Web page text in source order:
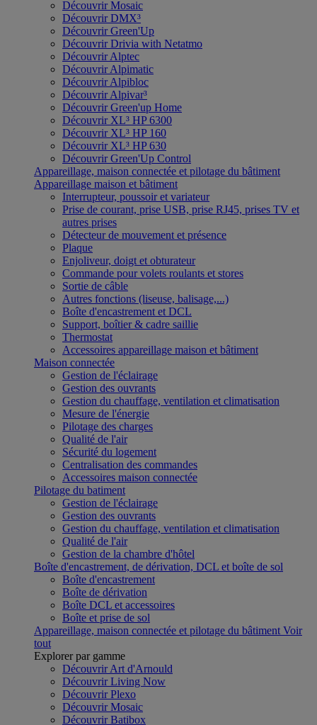
Découvrir Mosaic
Découvrir DMX³
Découvrir Green'Up
Découvrir Drivia with Netatmo
Découvrir Alptec
Découvrir Alpimatic
Découvrir Alpibloc
Découvrir Alpivar³
Découvrir Green'up Home
Découvrir XL³ HP 6300
Découvrir XL³ HP 160
Découvrir XL³ HP 630
Découvrir Green'Up Control
Appareillage, maison connectée et pilotage du bâtiment
Appareillage maison et bâtiment
Interrupteur, poussoir et variateur
Prise de courant, prise USB, prise RJ45, prises TV et
autres prises
Détecteur de mouvement et présence
Plaque
Enjoliveur, doigt et obturateur
Commande pour volets roulants et stores
Sortie de câble
Autres fonctions (liseuse, balisage,...)
Boîte d'encastrement et DCL
Support, boîtier & cadre saillie
Thermostat
Accessoires appareillage maison et bâtiment
Maison connectée
Gestion de l'éclairage
Gestion des ouvrants
Gestion du chauffage, ventilation et climatisation
Mesure de l'énergie
Pilotage des charges
Qualité de l'air
Sécurité du logement
Centralisation des commandes
Accessoires maison connectée
Pilotage du batiment
Gestion de l'éclairage
Gestion des ouvrants
Gestion du chauffage, ventilation et climatisation
Qualité de l'air
Gestion de la chambre d'hôtel
Boîte d'encastrement, de dérivation, DCL et boîte de sol
Boîte d'encastrement
Boîte de dérivation
Boîte DCL et accessoires
Boîte et prise de sol
Appareillage, maison connectée et pilotage du bâtiment Voir
tout
Explorer par gamme
Découvrir Art d'Arnould
Découvrir Living Now
Découvrir Plexo
Découvrir Mosaic
Découvrir Batibox